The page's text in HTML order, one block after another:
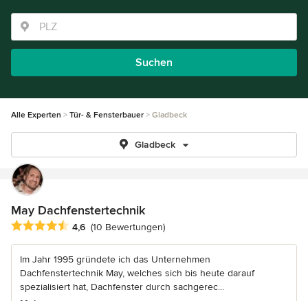
Suchen
Alle Experten Tür- & Fensterbauer Gladbeck
Gladbeck
May Dachfenstertechnik
Durchschnittliche Bewertung: 4.6 von 5 Sternen
4,6 (10 Bewertungen)
Im Jahr 1995 gründete ich das Unternehmen
Dachfenstertechnik May, welches sich bis heute darauf
spezialisiert hat, Dachfenster durch sachgerec...